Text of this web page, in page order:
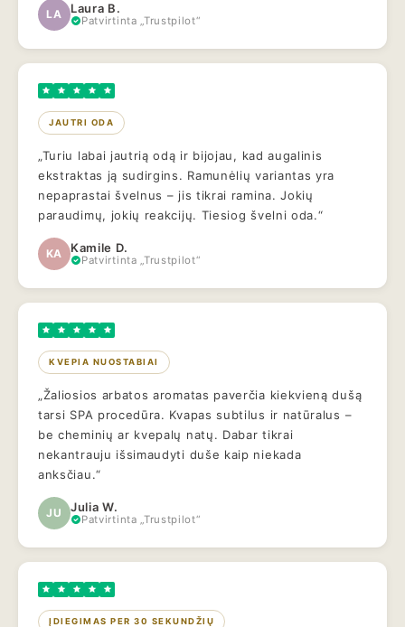
LA Laura B.
Patvirtinta „Trustpilot“
JAUTRI ODA
„Turiu labai jautrią odą ir bijojau, kad augalinis
ekstraktas ją sudirgins. Ramunėlių variantas yra
nepaprastai švelnus – jis tikrai ramina. Jokių
paraudimų, jokių reakcijų. Tiesiog švelni oda.“
KA Kamile D.
Patvirtinta „Trustpilot“
KVEPIA NUOSTABIAI
„Žaliosios arbatos aromatas paverčia kiekvieną dušą
tarsi SPA procedūra. Kvapas subtilus ir natūralus –
be cheminių ar kvepalų natų. Dabar tikrai
nekantrauju išsimaudyti duše kaip niekada
anksčiau.“
JU Julia W.
Patvirtinta „Trustpilot“
ĮDIEGIMAS PER 30 SEKUNDŽIŲ